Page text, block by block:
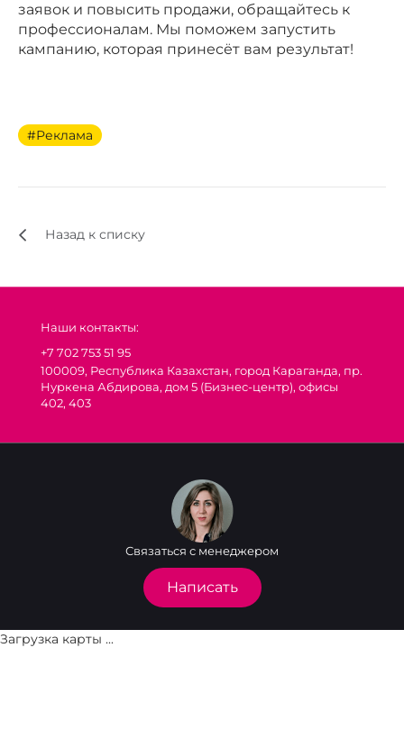
заявок и повысить продажи, обращайтесь к
профессионалам. Мы поможем запустить
кампанию, которая принесёт вам результат!
#Реклама
Назад к списку
Наши контакты:
+7 702 753 51 95
100009, Республика Казахстан, город Караганда, пр.
Нуркена Абдирова, дом 5 (Бизнес-центр), офисы
402, 403
Связаться с менеджером
Написать
Загрузка карты ...